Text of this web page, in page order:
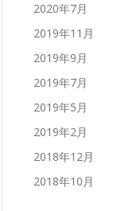
2020年7月
2019年11月
2019年9月
2019年7月
2019年5月
2019年2月
2018年12月
2018年10月